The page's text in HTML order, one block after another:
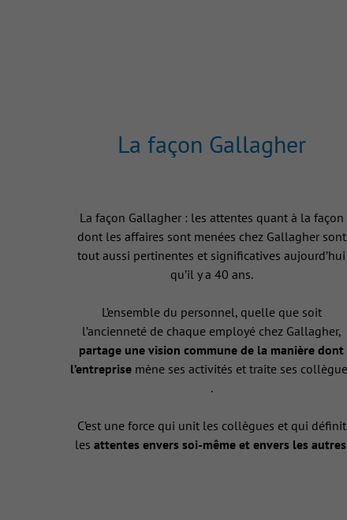
La façon Gallagher
La façon Gallagher : les attentes quant à la façon
dont les affaires sont menées chez Gallagher sont
tout aussi pertinentes et significatives aujourd’hui
qu’il y a 40 ans.
L’ensemble du personnel, quelle que soit
l’ancienneté de chaque employé chez Gallagher,
partage une vision commune de la manière dont
l’entreprisemène ses activités et traite ses
.
C’est une force qui unit les collègues et qui définit
les attentes envers soi-même et envers les autres